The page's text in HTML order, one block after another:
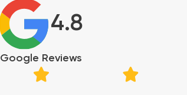
4.8
Google Reviews